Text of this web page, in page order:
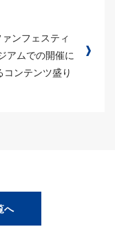
ンフェスティ
アムでの開催に
ンテンツ盛り
へ